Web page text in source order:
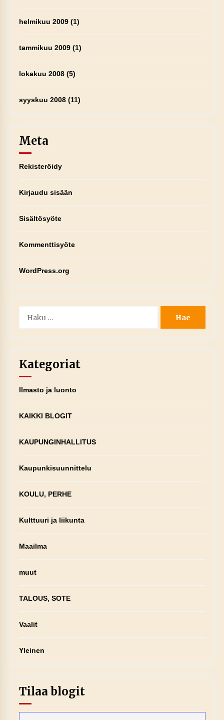
helmikuu 2009(1)
tammikuu 2009(1)
lokakuu 2008(5)
syyskuu 2008(11)
Meta
Rekisteröidy
Kirjaudu sisään
Sisältösyöte
Kommenttisyöte
WordPress.org
Kategoriat
Ilmasto ja luonto
KAIKKI BLOGIT
KAUPUNGINHALLITUS
Kaupunkisuunnittelu
KOULU, PERHE
Kulttuuri ja liikunta
Maailma
muut
TALOUS, SOTE
Vaalit
Yleinen
Tilaa blogit